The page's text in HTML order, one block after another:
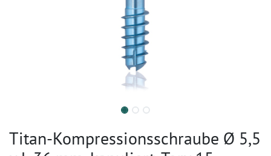
Titan-Kompressionsschraube Ø 5,5